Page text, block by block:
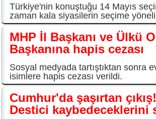
Türkiye'nin konuştuğu 14 Mayıs
zaman kala siyasilerin seçime
MHP İl Başkanı ve Ülkü
Başkanına hapis cezası
Sosyal medyada tartıştıktan sonra
isimlere hapis cezası verildi.
Cumhur'da şaşırtan
Destici kaybedeceklerini